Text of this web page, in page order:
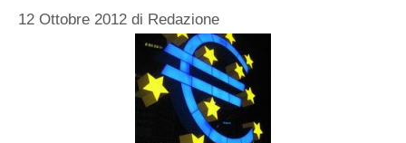
12 Ottobre 2012 di Redazione